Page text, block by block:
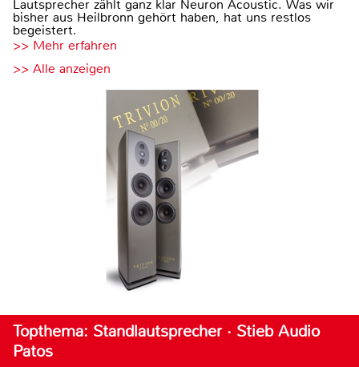
Lautsprecher zählt ganz klar Neuron Acoustic. Was wir
bisher aus Heilbronn gehört haben, hat uns restlos
begeistert.
>> Mehr erfahren
>> Alle anzeigen
Topthema: Standlautsprecher · Stieb Audio
Patos